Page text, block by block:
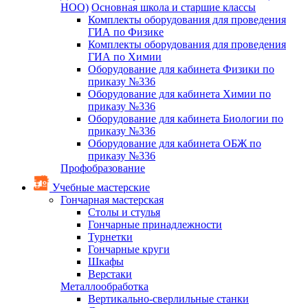
НОО) Основная школа и старшие классы
Комплекты оборудования для проведения
ГИА по Физике
Комплекты оборудования для проведения
ГИА по Химии
Оборудование для кабинета Физики по
приказу №336
Оборудование для кабинета Химии по
приказу №336
Оборудование для кабинета Биологии по
приказу №336
Оборудование для кабинета ОБЖ по
приказу №336
Профобразование
Учебные мастерские
Гончарная мастерская
Столы и стулья
Гончарные принадлежности
Турнетки
Гончарные круги
Шкафы
Верстаки
Металлообработка
Вертикально-сверлильные станки